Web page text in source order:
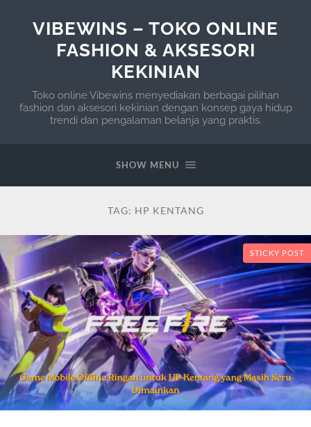
VIBEWINS – TOKO ONLINE
FASHION & AKSESORI
KEKINIAN
Toko online Vibewins menyediakan berbagai pilihan
fashion dan aksesori kekinian dengan konsep gaya hidup
trendi dan pengalaman belanja yang praktis.
SHOW MENU
TAG: HP KENTANG
STICKY POST